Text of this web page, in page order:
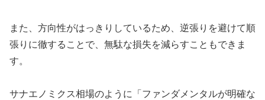
また、方向性がはっきりしているため、逆張りを避けて順
張りに徹することで、無駄な損失を減らすこともできま
す。
サナエノミクス相場のように「ファンダメンタルが明確な